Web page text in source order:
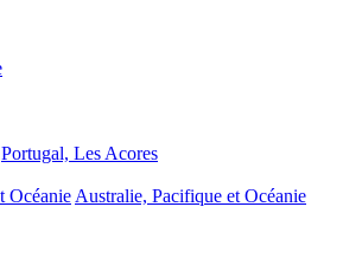
Portugal, Les Acores
OcéanieAustralie, Pacifique et Océanie